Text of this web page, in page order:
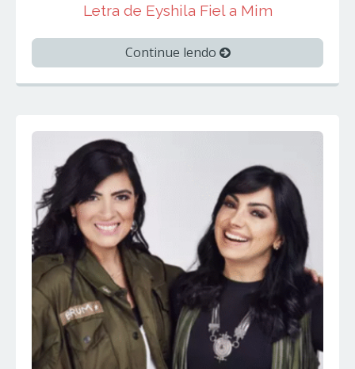
Letra de Eyshila Fiel a Mim
Continue lendo